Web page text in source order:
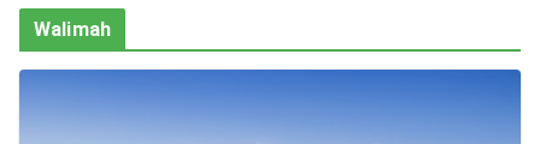
Walimah